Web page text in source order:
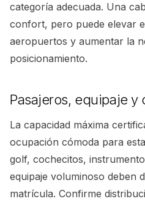
categoría adecuada. Una
confort, pero puede elevar
aeropuertos y aumentar la
posicionamiento.
Pasajeros, equipaje
La capacidad máxima
ocupación cómoda para
golf, cochecitos,
equipaje voluminoso deben
matrícula. Confirme